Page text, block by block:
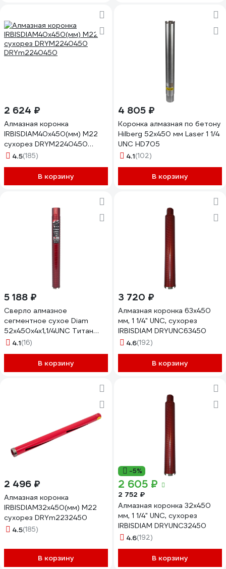
2 624 ₽
Алмазная коронка
IRBISDIAM40x450(мм) М22
сухорез DRYМ2240450
DRYm2240450
4.5(185)
В корзину
4 805 ₽
Коронка алмазная по бетону
Hilberg 52x450 мм Laser 1 1/4
UNC HD705
4.1(102)
В корзину
5 188 ₽
Сверло алмазное
сегментное сухое Diam
52x450х4x1,1/4UNC Титан
ХИТ серия Экстра (арм.
4.1(16)
В корзину
3 720 ₽
Алмазная коронка 63x450
мм, 1 1/4" UNC, сухорез
IRBISDIAM DRYUNC63450
4.6(192)
В корзину
2 496 ₽
Алмазная коронка
IRBISDIAM32x450(мм) М22
сухорез DRYm2232450
4.5(185)
В корзину
-5%
2 605 ₽
2 752 ₽
Алмазная коронка 32x450
мм, 1 1/4" UNC, сухорез
IRBISDIAM DRYUNC32450
4.6(192)
В корзину